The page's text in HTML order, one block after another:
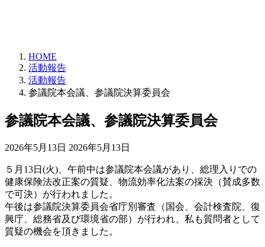
HOME
活動報告
活動報告
参議院本会議、参議院決算委員会
参議院本会議、参議院決算委員会
2026年5月13日 最
更
新
日
時
:
2026年5月13日
５月13日(火)、午前中は参議院本会議があり、総理入りでの
健康保険法改正案の質疑、物流効率化法案の採決（賛成多数
で可決）が行われました。
午後は参議院決算委員会省庁別審査（国会、会計検査院、復
興庁、総務省及び環境省の部）が行われ、私も質問者として
質疑の機会を頂きました。